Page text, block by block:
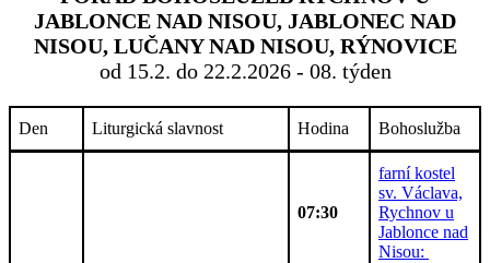
JABLONCE NAD NISOU, JABLONEC NAD
NISOU, LUČANY NAD NISOU, RÝNOVICE
od 15.2. do 22.2.2026 - 08. týden
Den Liturgická slavnost Hodina Bohoslužba
07:30
farní kostel
sv. Václava,
Rychnov u
Jablonce nad
Nisou: